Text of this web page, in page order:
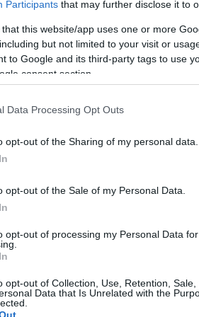
Participants that may further disclose it to
that this website/app uses one or more
but not limited to your visit or
to Google and its third-party tags to use
consent section.
Data Processing Opt Outs
opt-out of the Sharing of my personal data.
opt-out of the Sale of my Personal Data.
opt-out of processing my Personal Data
opt-out of Collection, Use, Retention,
Data that Is Unrelated with the
a Nógrád Megyei
katasztrófavédelmi
Nógrád megye tűzoltólaktanyái,
őrs, illetve több önkéntes tűzoltó
előtt. A nyílt napon hat órán
mint nap használt járműveket,
is, vagyis betekintést
hirdetett a Nógrád Megyei
25-én, szombaton ellátogattak
egy-egy különösen jól sikerült